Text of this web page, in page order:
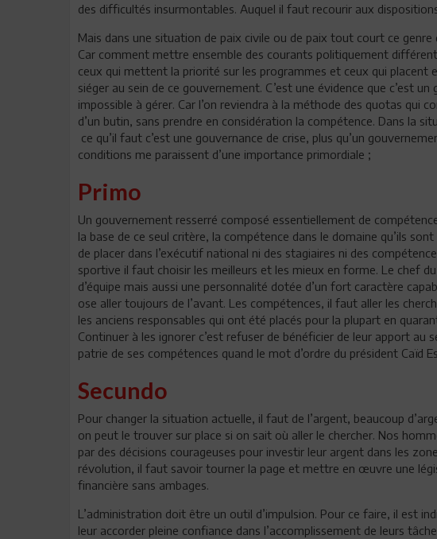
des difficultés insurmontables. Auquel il faut recourir aux
Mais dans une situation de paix civile ou de paix tout court ce genre
Car comment mettre ensemble des courants politiquement
ceux qui mettent la priorité sur les programmes et ceux qui placent
siéger au sein de ce gouvernement. C’est une évidence que c’est
impossible à gérer. Car l’on reviendra à la méthode des quotas qui
d’un butin, sans prendre en considération la compétence. Dans la
ce qu’il faut c’est une gouvernance de crise, plus qu’un
conditions me paraissent d’une importance primordiale ;
Primo
Un gouvernement resserré composé essentiellement de
la base de ce seul critère, la compétence dans le domaine qu’ils
de placer dans l’exécutif national ni des stagiaires ni des
sportive il faut choisir les meilleurs et les mieux en forme. Le chef
d’équipe mais aussi une personnalité dotée d’un fort caractère
ose aller toujours de l’avant. Les compétences, il faut aller les
les anciens responsables qui ont été placés pour la plupart en
Continuer à les ignorer c’est refuser de bénéficier de leur apport au
patrie de ses compétences quand le mot d’ordre du président Caïd
Secundo
Pour changer la situation actuelle, il faut de l’argent, beaucoup
on peut le trouver sur place si on sait où aller le chercher. Nos
par des décisions courageuses pour investir leur argent dans les
révolution, il faut savoir tourner la page et mettre en œuvre une
financière sans ambages.
L’administration doit être un outil d’impulsion. Pour ce faire, il est
leur accorder pleine confiance dans l’accomplissement de leurs